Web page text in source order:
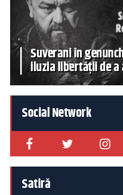
Suverani în
iluzia libertății de a
Social Network
Satiră